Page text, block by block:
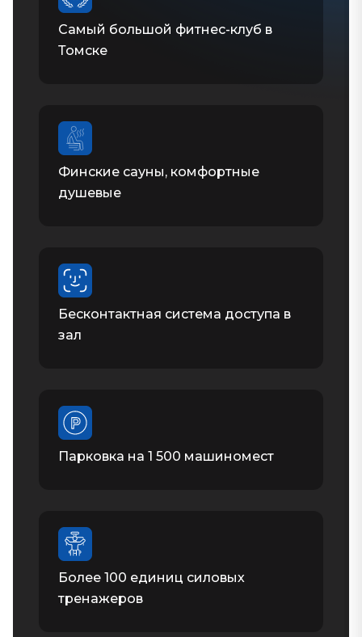
Самый большой фитнес-клуб в
Томске
Финские сауны, комфортные
душевые
Бесконтактная система доступа в
зал
Парковка на 1 500 машиномест
Более 100 единиц силовых
тренажеров